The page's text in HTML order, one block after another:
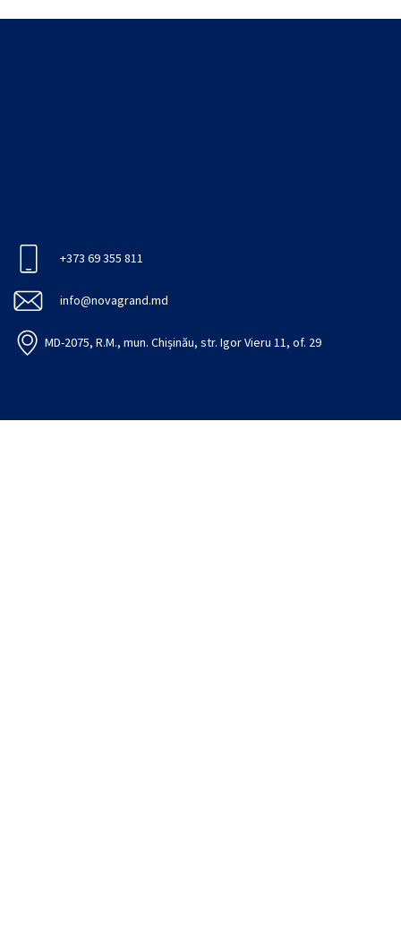
+373 69 355 811
info@novagrand.md
MD-2075, R.M., mun. Chișinău, str. Igor Vieru 11, of. 29